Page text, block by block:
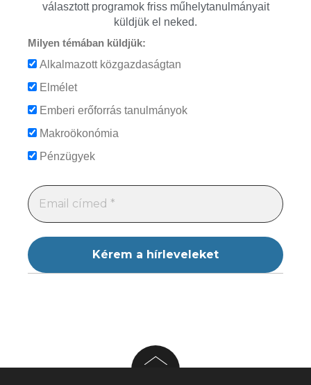
választott programok friss műhelytanulmányait
küldjük el neked.
Milyen témában küldjük:
Alkalmazott közgazdaságtan
Elmélet
Emberi erőforrás tanulmányok
Makroökonómia
Pénzügyek